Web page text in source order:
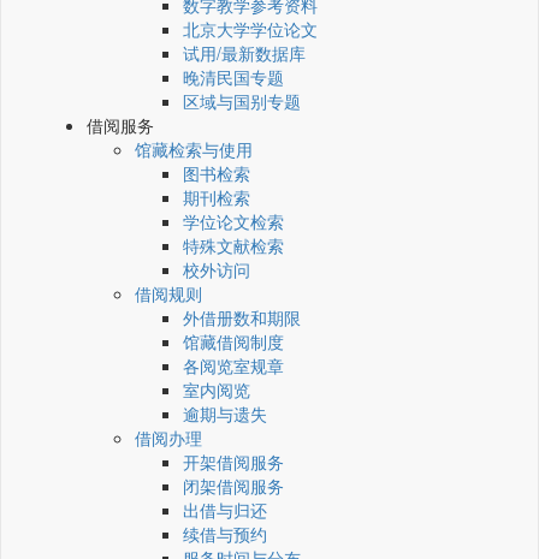
数字教学参考资料
北京大学学位论文
试用/最新数据库
晚清民国专题
区域与国别专题
借阅服务
馆藏检索与使用
图书检索
期刊检索
学位论文检索
特殊文献检索
校外访问
借阅规则
外借册数和期限
馆藏借阅制度
各阅览室规章
室内阅览
逾期与遗失
借阅办理
开架借阅服务
闭架借阅服务
出借与归还
续借与预约